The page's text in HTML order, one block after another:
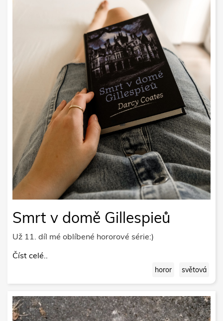
Smrt v domě Gillespieů
Už 11. díl mé oblíbené hororové série:)
Číst celé..
horor světová